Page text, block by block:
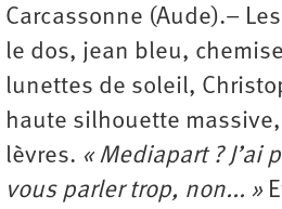
Carcassonne (Aude).–
le dos, jean bleu,
lunettes de soleil,
haute silhouette
lèvres. « Mediapart ? J’ai
vous parler trop, non... »